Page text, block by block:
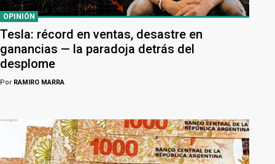
OPINIÓN
Tesla: récord en ventas, desastre en
ganancias — la paradoja detrás del
desplome
Por RAMIRO MARRA